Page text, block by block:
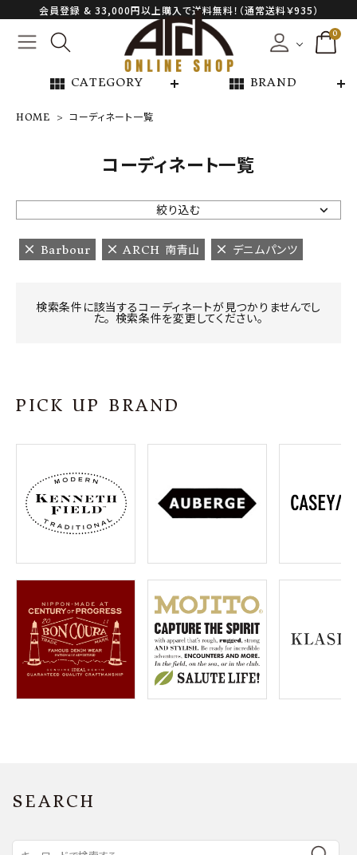
会員登録 & 33,000円以上購入で送料無料！（通常送料￥935）
0
view_module CATEGORY view_module BRAND
NEW ARRIVAL
ARCH EXCLUSIVE
BRAND
INFORMATION
ご利用ガイド
プライバシーポリシー
特定商取引法について
お問い合わせ
OFFICIAL WEB SITE
ACCOUNT MENU
ようこそ ゲスト 様
meeting_room ログイン 会員登録
HOME コーディネート一覧
コーディネート一覧
絞り込む
Barbour ARCH 南青山 デニムパンツ
検索条件に該当するコーディネートが見つかりませんでし
た。 検索条件を変更してください。
PICK UP BRAND
SEARCH